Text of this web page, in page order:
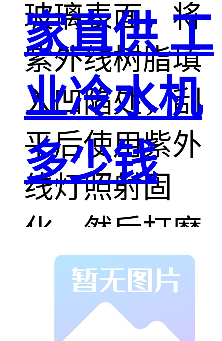
玻璃表面，将
紫外线树脂填
入凹陷处，刮
平后使用紫外
线灯照射固
化，然后打磨
至平整。
3. 热修复法：
家直供 工
业冷水机
多少钱